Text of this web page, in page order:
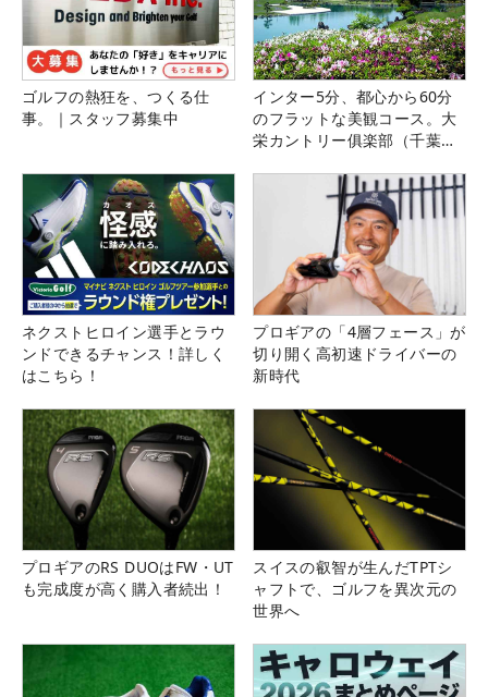
ゴルフの熱狂を、つくる仕
事。｜スタッフ募集中
インター5分、都心から60分
のフラットな美観コース。大
栄カントリー俱楽部（千葉
ネクストヒロイン選手とラウ
ンドできるチャンス！詳しく
はこちら！
プロギアの「4層フェース」が
切り開く高初速ドライバーの
新時代
プロギアのRS DUOはFW・UT
も完成度が高く購入者続出！
スイスの叡智が生んだTPTシ
ャフトで、ゴルフを異次元の
世界へ